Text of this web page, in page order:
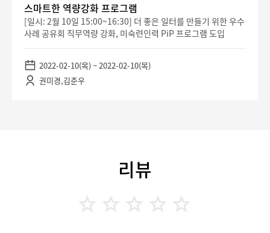
스마트한 역량강화 프로그램
[일시: 2월 10일 15:00~16:30] 더 좋은 일터를 만들기 위한 우수
사례 공유회 직무역량 강화, 미숙련인력 PiP 프로그램 도입
2022-02-10(목) ~ 2022-02-10(목)
권미경,김준우
리뷰